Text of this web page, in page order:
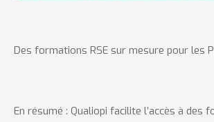
Des formations RSE sur mesure pour les
En résumé : Qualiopi facilite l’accès à des